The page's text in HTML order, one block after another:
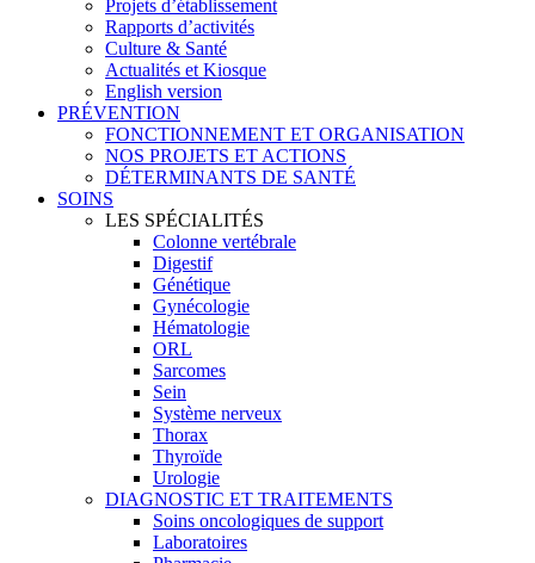
Projets d’établissement
Rapports d’activités
Culture & Santé
Actualités et Kiosque
English version
PRÉVENTION
FONCTIONNEMENT ET ORGANISATION
NOS PROJETS ET ACTIONS
DÉTERMINANTS DE SANTÉ
SOINS
LES SPÉCIALITÉS
Colonne vertébrale
Digestif
Génétique
Gynécologie
Hématologie
ORL
Sarcomes
Sein
Système nerveux
Thorax
Thyroïde
Urologie
DIAGNOSTIC ET TRAITEMENTS
Soins oncologiques de support
Laboratoires